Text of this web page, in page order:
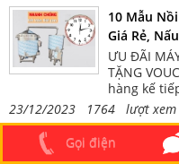
10 Mẫu
Giá Rẻ,
ƯU ĐÃI
TẶNG
hàng kế
nội thành
LONG AN
phẩm, 6
TRỢ 24/7
23/12/2023 1764 lượt xem
Mua
Gọi điện